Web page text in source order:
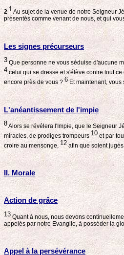
2 1Au sujet de la venue de notre Seigneur
présentés comme venant de nous, et qui
Les signes précurseurs
3 Que personne ne vous séduise d'aucune
4celui qui se dresse et s'élève contre tout
encore près de vous ? 6Et maintenant, vous
L'anéantissement de l'impie
8Alors se révélera l'Impie, que le Seigneur
miracles, de prodiges trompeurs 10et par
croire au mensonge, 12afin que soient
II. Morale
Action de grâce
13Quant à nous, nous devons
appelés par notre Evangile, à posséder la
Appel à la persévérance